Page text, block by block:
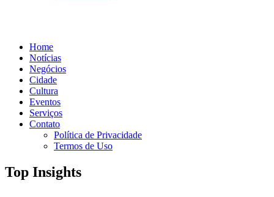
Home
Notícias
Negócios
Cidade
Cultura
Eventos
Serviços
Contato
Política de Privacidade
Termos de Uso
Top Insights